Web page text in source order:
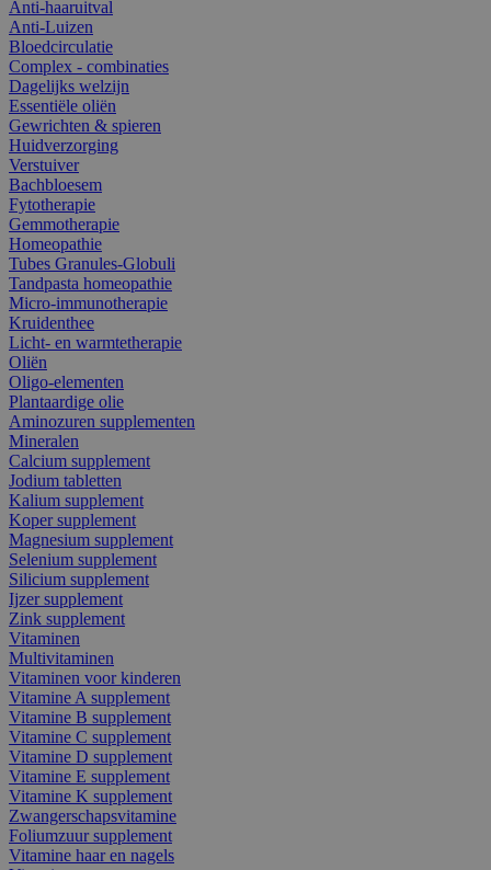
Anti-haaruitval
Anti-Luizen
Bloedcirculatie
Complex - combinaties
Dagelijks welzijn
Essentiële oliën
Gewrichten & spieren
Huidverzorging
Verstuiver
Bachbloesem
Fytotherapie
Gemmotherapie
Homeopathie
Tubes Granules-Globuli
Tandpasta homeopathie
Micro-immunotherapie
Kruidenthee
Licht- en warmtetherapie
Oliën
Oligo-elementen
Plantaardige olie
Aminozuren supplementen
Mineralen
Calcium supplement
Jodium tabletten
Kalium supplement
Koper supplement
Magnesium supplement
Selenium supplement
Silicium supplement
Ijzer supplement
Zink supplement
Vitaminen
Multivitaminen
Vitaminen voor kinderen
Vitamine A supplement
Vitamine B supplement
Vitamine C supplement
Vitamine D supplement
Vitamine E supplement
Vitamine K supplement
Zwangerschapsvitamine
Foliumzuur supplement
Vitamine haar en nagels